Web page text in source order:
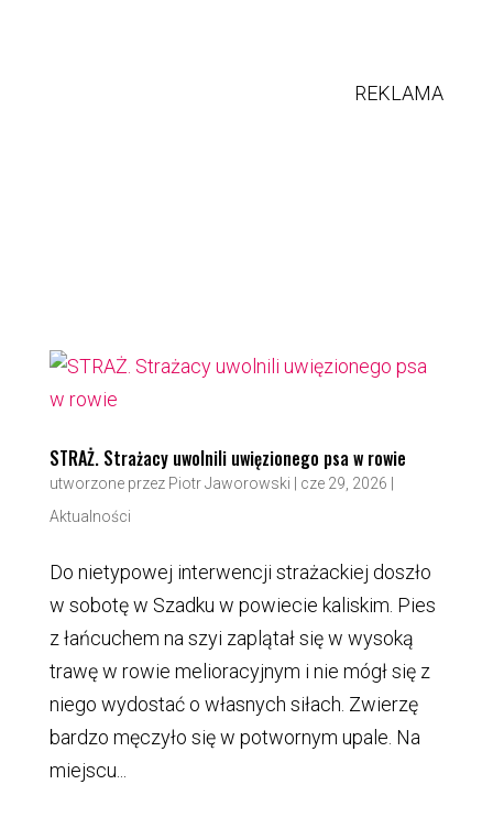
REKLAMA
STRAŻ. Strażacy uwolnili uwięzionego psa w rowie
utworzone przez Piotr Jaworowski cze 29, 2026
Aktualności
Do nietypowej interwencji strażackiej doszło
w sobotę w Szadku w powiecie kaliskim. Pies
z łańcuchem na szyi zaplątał się w wysoką
trawę w rowie melioracyjnym i nie mógł się z
niego wydostać o własnych siłach. Zwierzę
bardzo męczyło się w potwornym upale. Na
miejscu...